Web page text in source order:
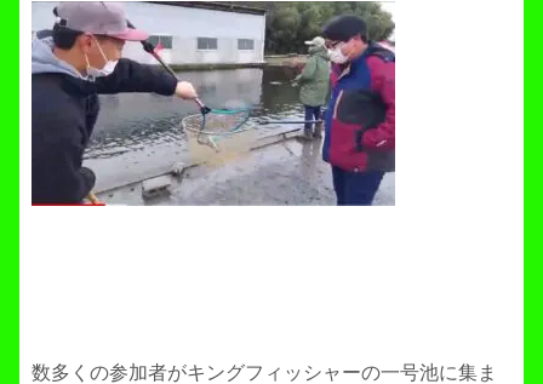
数多くの参加者がキングフィッシャーの一号池に集ま